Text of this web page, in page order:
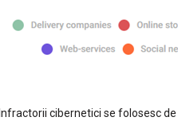
Infractorii cibernetici se folosesc